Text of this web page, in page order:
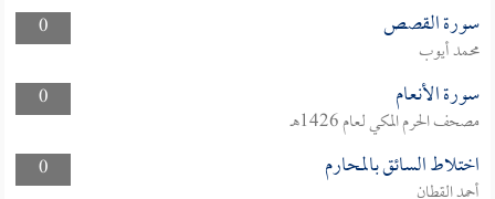
0
سورة القصص
محمد أيوب
0
سورة الأنعام
مصحف الحرم المكي لعام 1426هـ
0
اختلاط السائق بالمحارم